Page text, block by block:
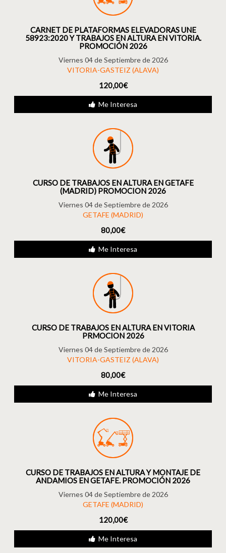
CARNET DE PLATAFORMAS ELEVADORAS UNE
58923:2020 Y TRABAJOS EN ALTURA EN VITORIA.
PROMOCIÓN 2026
Viernes 04 de Septiembre de 2026
VITORIA-GASTEIZ (ALAVA)
120,00€
Me Interesa
CURSO DE TRABAJOS EN ALTURA EN GETAFE
(MADRID) PROMOCION 2026
Viernes 04 de Septiembre de 2026
GETAFE (MADRID)
80,00€
Me Interesa
CURSO DE TRABAJOS EN ALTURA EN VITORIA
PRMOCION 2026
Viernes 04 de Septiembre de 2026
VITORIA-GASTEIZ (ALAVA)
80,00€
Me Interesa
CURSO DE TRABAJOS EN ALTURA Y MONTAJE DE
ANDAMIOS EN GETAFE. PROMOCIÓN 2026
Viernes 04 de Septiembre de 2026
GETAFE (MADRID)
120,00€
Me Interesa